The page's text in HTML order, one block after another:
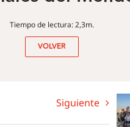
Tiempo de lectura: 2,3m.
VOLVER
Siguiente